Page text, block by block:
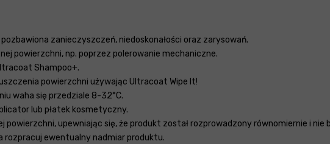
zanieczyszczeń, niedoskonałości oraz zarysowań.
powierzchni, np. poprzez polerowanie mechaniczne.
Shampoo+.
powierzchni używając Ultracoat Wipe It!
waha się przedziale 8-32°C.
lub płatek kosmetyczny.
powierzchni, upewniając się, że produkt został rozprowadzony równomiernie i nie
rozpracuj ewentualny nadmiar produktu.